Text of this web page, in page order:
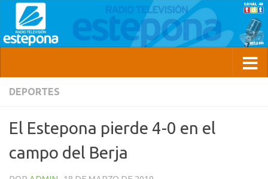
DEPORTES
El Estepona pierde 4-0 en el
campo del Berja